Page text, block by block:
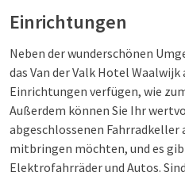
Einrichtungen
Neben der wunderschönen
das Van der Valk Hotel
Einrichtungen verfügen, wie
Außerdem können Sie Ihr
abgeschlossenen Fahrradkeller
mitbringen möchten, und es
Elektrofahrräder und Autos.